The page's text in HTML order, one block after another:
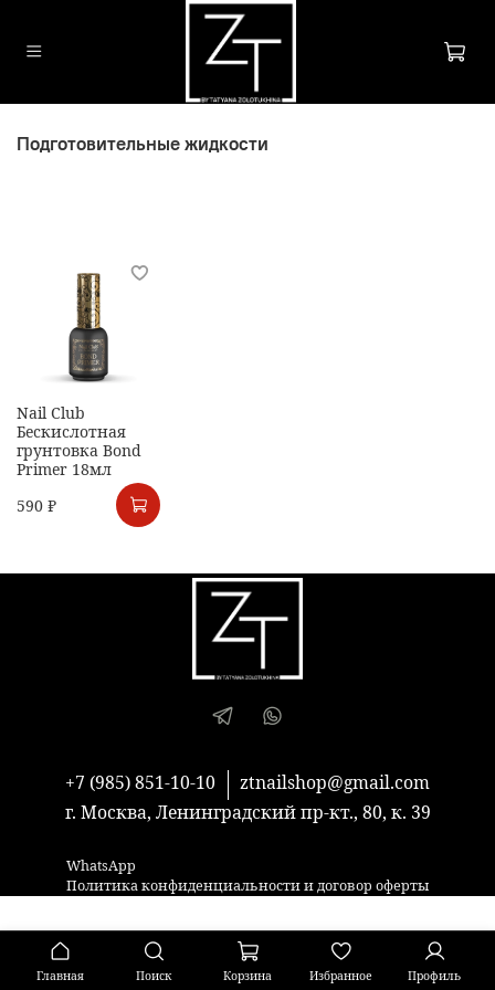
Подготовительные жидкости
Nail Club
Бескислотная
грунтовка Bond
Primer 18мл
590 ₽
+7 (985) 851-10-10
ztnailshop@gmail.com
г. Москва, Ленинградский пр-кт., 80, к. 39
WhatsApp
Политика конфиденциальности и договор оферты
Главная Поиск Корзина Избранное Профиль